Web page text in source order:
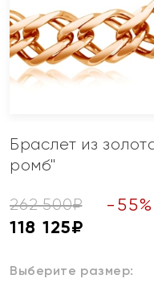
Браслет из
ромб"
262 500₽ - 55%
118 125₽
Выберите размер: